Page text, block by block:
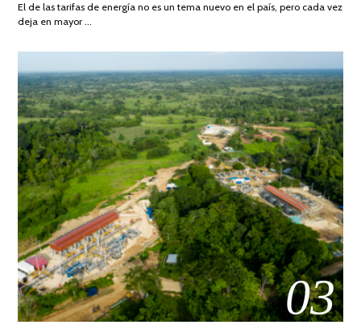
DE
El de las tarifas de energía no es un tema nuevo en el país, pero cada vez
deja en mayor …
03